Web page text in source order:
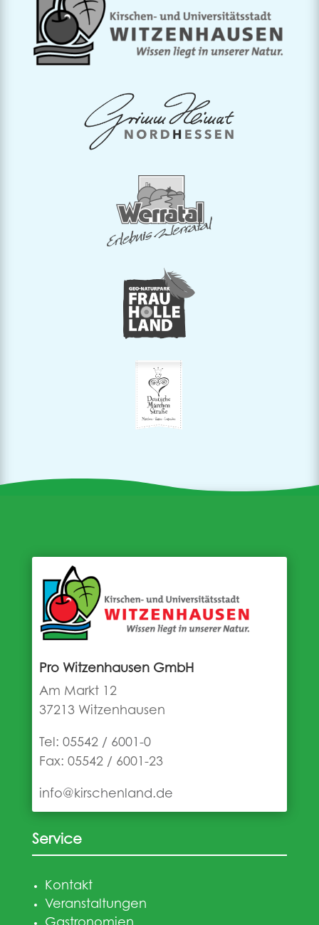
Pro Witzenhausen GmbH
Am Markt 12
37213 Witzenhausen
Tel: 05542 / 6001-0
Fax: 05542 / 6001-23
info@kirschenland.de
Service
Kontakt
Veranstaltungen